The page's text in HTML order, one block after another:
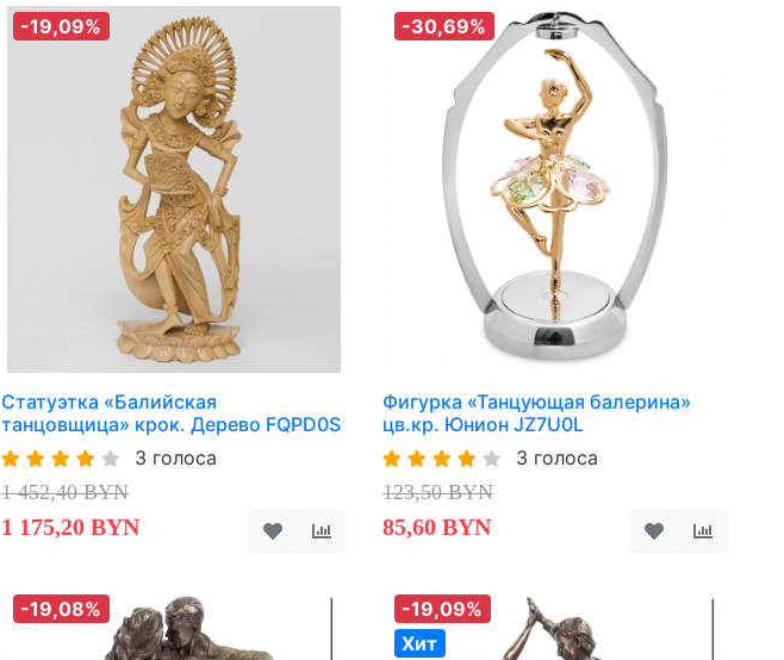
-19,09%
Статуэтка «Балийская
танцовщица» крок. Дерево FQPD0S
3 голоса
1 452,40 BYN
1 175,20 BYN
-30,69%
Фигурка «Танцующая балерина»
цв.кр. Юнион JZ7U0L
3 голоса
123,50 BYN
85,60 BYN
-19,08%
-19,09%
Хит